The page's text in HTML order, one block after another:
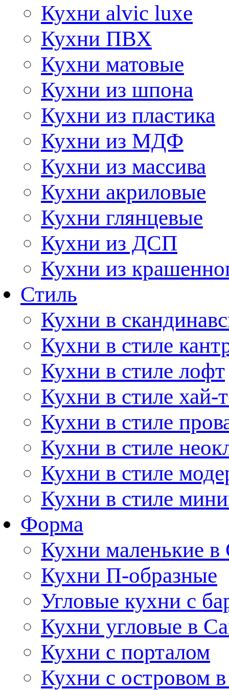
Кухни alvic luxe
Кухни ПВХ
Кухни матовые
Кухни из шпона
Кухни из пластика
Кухни из МДФ
Кухни из массива
Кухни акриловые
Кухни глянцевые
Кухни из ДСП
Кухни из
Стиль
Кухни в
Кухни в стиле
Кухни в стиле лофт
Кухни в стиле хай-
Кухни в стиле
Кухни в стиле
Кухни в стиле
Кухни в стиле
Форма
Кухни маленькие в
Кухни П-образные
Угловые кухни с
Кухни угловые в
Кухни с порталом
Кухни с островом